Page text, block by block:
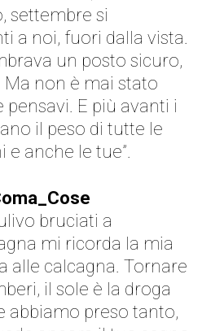
settembre si
a noi, fuori dalla vista.
un posto sicuro,
non è mai stato
E più avanti i
il peso di tutte le
anche le tue”.
bruciati a
mi ricorda la mia
alle calcagna. Tornare
il sole è la droga
abbiamo preso tanto,